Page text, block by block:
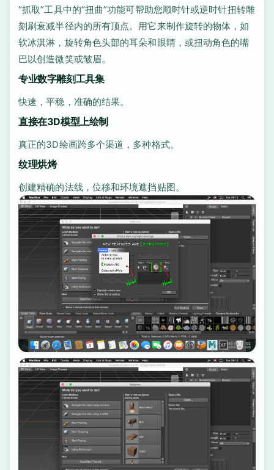
“抓取”工具中的“扭曲”功能可帮助您顺时针或逆时针扭转雕
刻刷衰减半径内的所有顶点。用它来制作旋转的物体，如
软冰淇淋，旋转角色头部的耳朵和眼睛，或扭动角色的嘴
巴以创造微笑或皱眉。
专业数字雕刻工具集
快速，平稳，准确的结果。
直接在3D模型上绘制
真正的3D绘画跨多个渠道，多种格式。
纹理烘烤
创建精确的法线，位移和环境遮挡贴图。